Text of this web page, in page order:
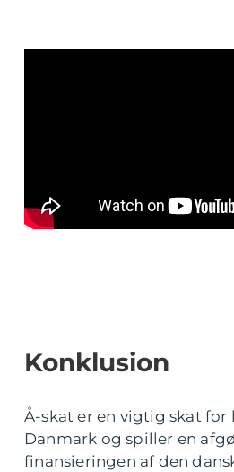
Konklusion
Å-skat er en vigtig skat
Danmark og spiller en
finansieringen af den